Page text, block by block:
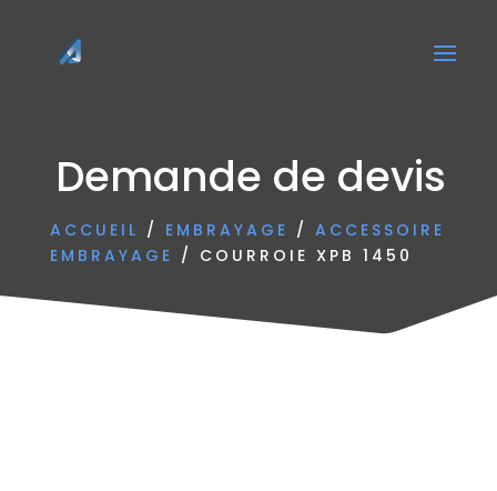
Demande de devis
ACCUEIL / EMBRAYAGE / ACCESSOIRE
EMBRAYAGE / COURROIE XPB 1450